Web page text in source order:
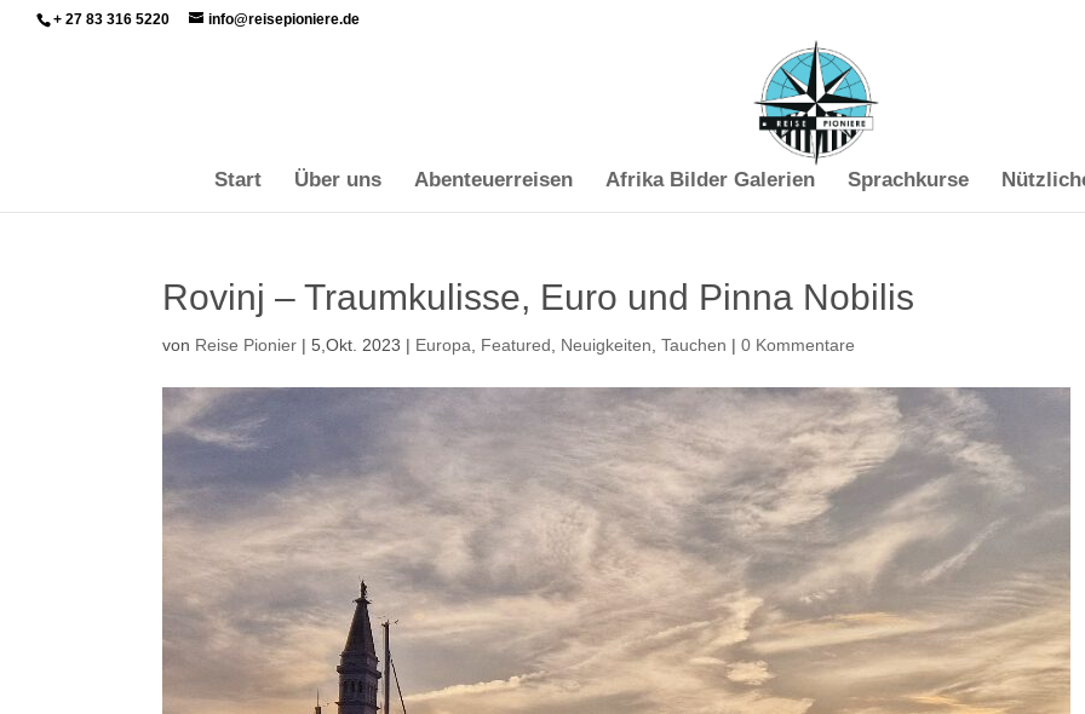
+ 27 83 316 5220 info@reisepioniere.de
Start Über uns Abenteuerreisen Afrika Bilder Galerien Sprachkurse
Rovinj – Traumkulisse, Euro und Pinna Nobilis
von Reise Pionier |5,Okt. 2023 | Europa Featured Neuigkeiten ,Tauchen |0 Kommentare